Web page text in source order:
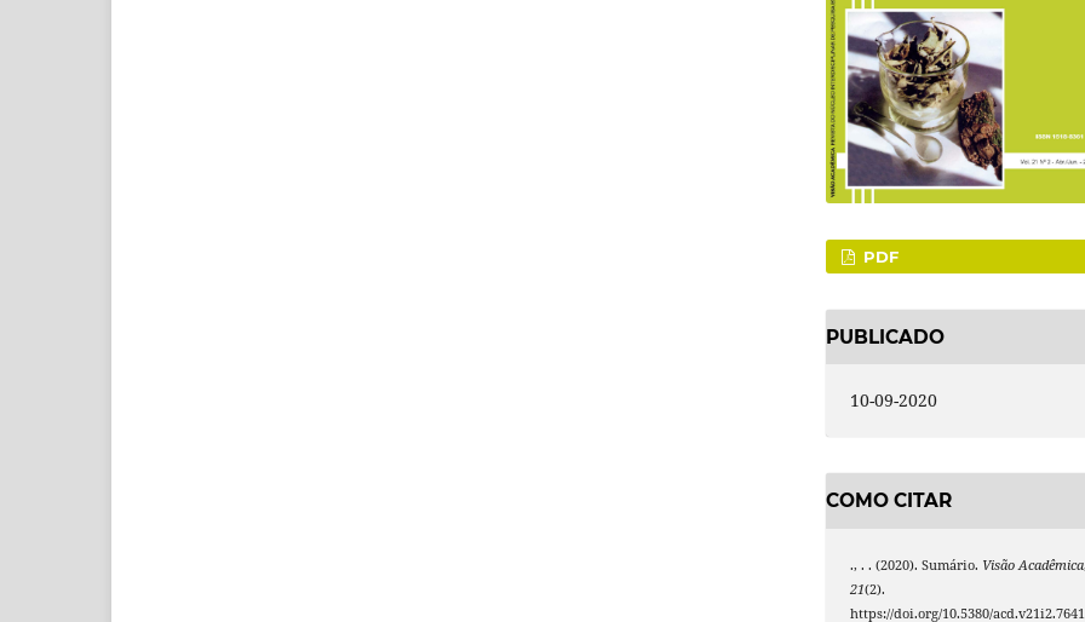
PDF
PUBLICADO
10-09-2020
COMO CITAR
., . . (2020). Sumário. Visão Acadêmica
21(2).
https://doi.org/10.5380/acd.v21i2.7641